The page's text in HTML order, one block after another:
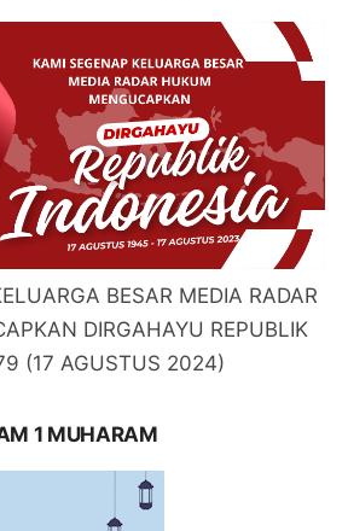
BESAR MEDIA RADAR
DIRGAHAYU REPUBLIK
(17 AGUSTUS 2024)
1 MUHARAM